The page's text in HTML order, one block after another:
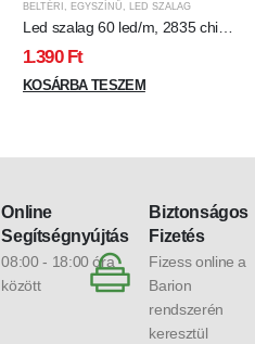
BELTÉRI , EGYSZÍNŰ , LED SZALAG
Led szalag 60 led/m, 2835 chip,
555 Lumen, 4200K, nap fehér
1.390 Ft
KOSÁRBA TESZEM
Online
Segítségnyújtás
08:00 - 18:00 óra
között
Biztonságos
Fizetés
Fizess online a
Barion
rendszerén
keresztül